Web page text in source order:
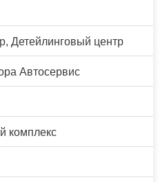
Детейлинговый центр
Автосервис
комплекс